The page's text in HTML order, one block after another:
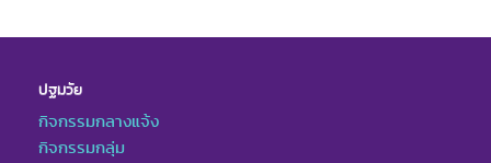
ปฐมวัย
กิจกรรมกลางแจ้ง
กิจกรรมกลุ่ม